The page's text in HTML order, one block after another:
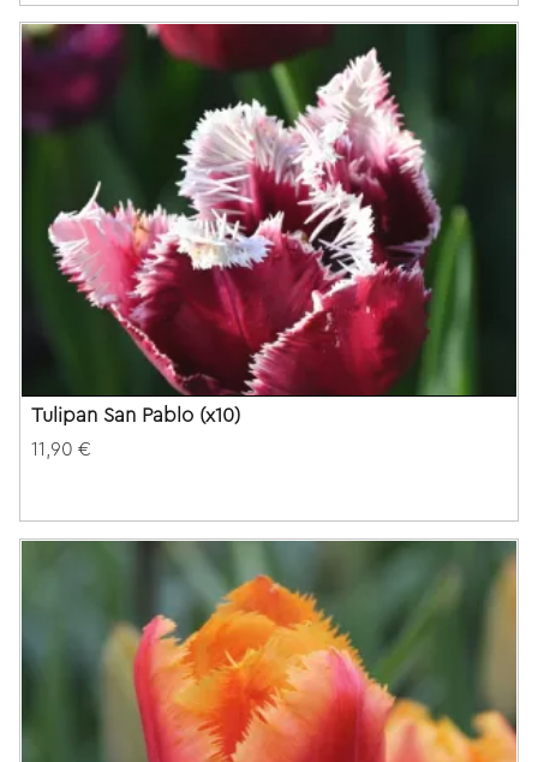
Tulipan San Pablo (x10)
11,90 €